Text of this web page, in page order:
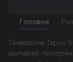
Головне
Танакашіма Тароу
звичайній,